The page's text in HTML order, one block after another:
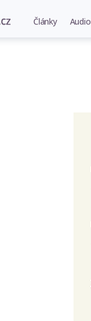
Články Audio